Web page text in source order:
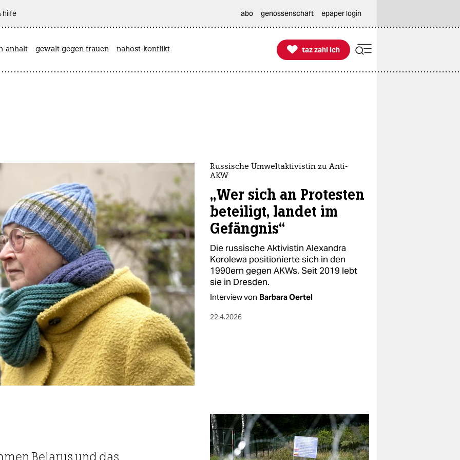
hilfe abo genossenschaft epaper login
anhalt gewalt gegen frauen nahost-konflikt 
taz zahl ich
taz zahl ich
Russische Umweltaktivistin zu Anti-
AKW
„Wer sich an Protesten
beteiligt, landet im
Gefängnis“
Die russische Aktivistin Alexandra
Korolewa positionierte sich in den
1990ern gegen AKWs. Seit 2019 lebt
sie in Dresden.
Interview von Barbara Oertel
22.4.2026
Belarus und das